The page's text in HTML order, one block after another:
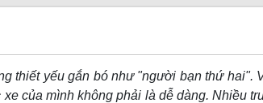
thiết yếu gắn bó như "người bạn thứ hai".
của mình không phải là dễ dàng. Nhiều